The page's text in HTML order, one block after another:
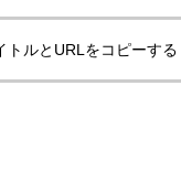
トルとURLをコピーする